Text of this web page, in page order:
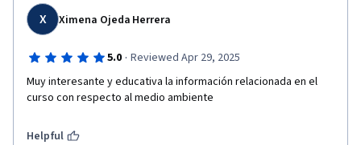
X Ximena Ojeda Herrera
5.0 · Reviewed Apr 29, 2025
Muy interesante y educativa la información relacionada en el
curso con respecto al medio ambiente
Helpful